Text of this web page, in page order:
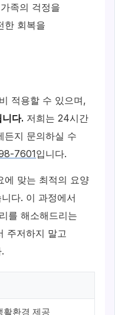
족의 걱정을
한 회복을
적용할 수 있으며,
다. 저희는 24시간
든지 문의하실 수
7601입니다.
에 맞는 최적의 요양
다. 이 과정에서
를 해소해드리는
주저하지 말고
활환경 제공